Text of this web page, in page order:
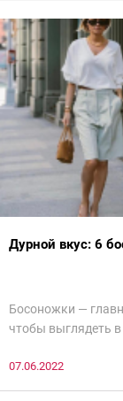
Дурной вкус: 6
Босоножки —
чтобы выглядеть
сезоне лучше не
07.06.2022